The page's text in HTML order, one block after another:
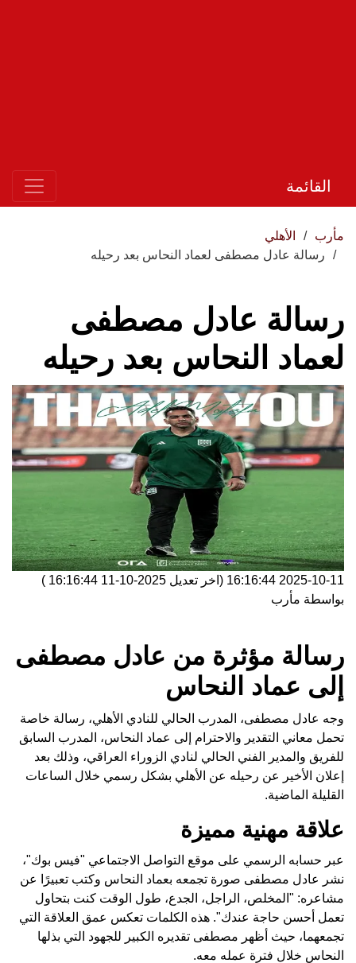
القائمة
مأرب
الأهلي
رسالة عادل مصطفى لعماد النحاس بعد رحيله
رسالة عادل مصطفى
لعماد النحاس بعد رحيله
2025-10-11 16:16:44 (اخر تعديل 2025-10-11 16:16:44
)
بواسطة مأرب
رسالة مؤثرة من عادل مصطفى
إلى عماد النحاس
وجه عادل مصطفى، المدرب الحالي للنادي الأهلي، رسالة خاصة
تحمل معاني التقدير والاحترام إلى عماد النحاس، المدرب السابق
للفريق والمدير الفني الحالي لنادي الزوراء العراقي، وذلك بعد
إعلان الأخير عن رحيله عن الأهلي بشكل رسمي خلال الساعات
القليلة الماضية.
علاقة مهنية مميزة
عبر حسابه الرسمي على موقع التواصل الاجتماعي "فيس بوك"،
نشر عادل مصطفى صورة تجمعه بعماد النحاس وكتب تعبيرًا عن
مشاعره: "المخلص، الراجل، الجدع، طول الوقت كنت بتحاول
تعمل أحسن حاجة عندك". هذه الكلمات تعكس عمق العلاقة التي
تجمعهما، حيث أظهر مصطفى تقديره الكبير للجهود التي بذلها
النحاس خلال فترة عمله معه.